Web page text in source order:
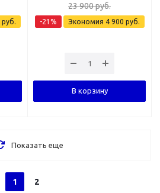
руб.
23 900руб.
-21 % Экономия 4 900 руб.
В корзину
Показать еще
1 2